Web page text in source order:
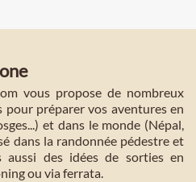
vous propose de nombreux
préparer vos aventures en
et dans le monde (Népal,
dans la randonnée pédestre et
aussi des idées de sorties en
ou via ferrata.